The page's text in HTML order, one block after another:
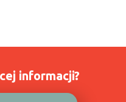
informacji?